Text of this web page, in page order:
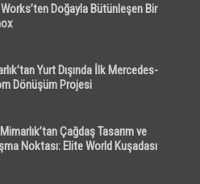
Doğayla Bütünleşen Bir
Yurt Dışında İlk Mercedes-
Dönüşüm Projesi
Çağdaş Tasarım ve
Noktası: Elite World Kuşadası